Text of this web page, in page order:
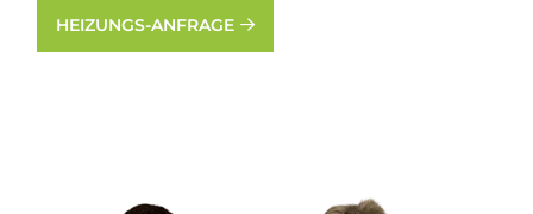
HEIZUNGS-ANFRAGE